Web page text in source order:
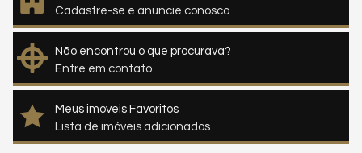
Cadastre-se e anuncie conosco
Não encontrou o que procurava?
Entre em contato
Meus imóveis Favoritos
Lista de imóveis adicionados